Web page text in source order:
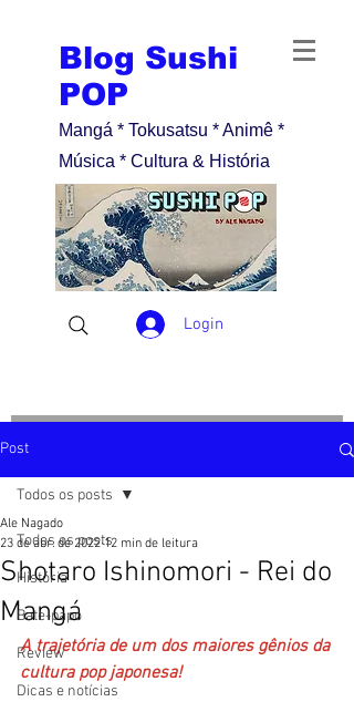
Blog Sushi
POP
Mangá * Tokusatsu * Animê *
Música * Cultura & História
Login
Post
Todos os posts
História
Bate-papo
Review
Dicas e notícias
Todos os posts
Shotaro Ishinomori - Rei do
Mangá
Ale Nagado
23 de abr. de 2022 12 min de leitura
A trajetória de um dos maiores gênios da
cultura pop japonesa!